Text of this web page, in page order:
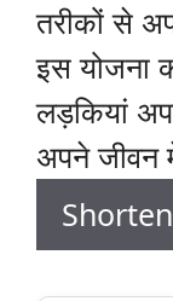
तरीकों से
इस योजना
लड़कियां
अपने जीवन